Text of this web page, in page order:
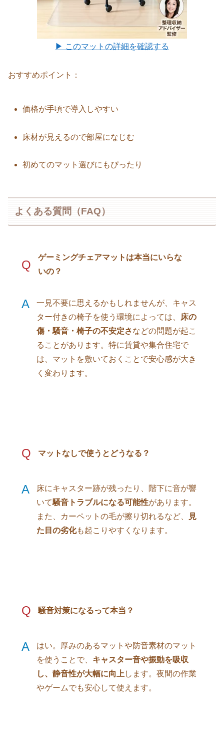
▶ このマットの詳細を確認する
おすすめポイント：
価格が手頃で導入しやすい
床材が見えるので部屋になじむ
初めてのマット選びにもぴったり
よくある質問（FAQ）
Q
ゲーミングチェアマットは本当にいらな
いの？
A
一見不要に思えるかもしれませんが、キャス
ター付きの椅子を使う環境によっては、 床の
傷・騒音・椅子の不安定さなどの問題が起こ
ることがあります。特に賃貸や集合住宅で
は、マットを敷いておくことで安心感が大き
く変わります。
Q マットなしで使うとどうなる？
A
床にキャスター跡が残ったり、階下に音が響
いて騒音トラブルになる可能性があります。
また、カーペットの毛が擦り切れるなど、
見
た目の劣化も起こりやすくなります。
Q 騒音対策になるって本当？
A
はい。厚みのあるマットや防音素材のマット
を使うことで、 キャスター音や振動を吸収
し、静音性が大幅に向上 します。夜間の作業
やゲームでも安心して使えます。